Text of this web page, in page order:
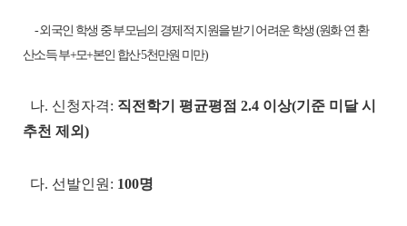
-외국인 학생 중 부모님의 경제적 지원을 받기 어려운 학생 (원화 연 환
산소득 부+모+본인 합산 5천만원 미만)
나. 신청자격: 직전학기 평균평점 2.4 이상(기준 미달 시
추천 제외)
다. 선발인원: 100명